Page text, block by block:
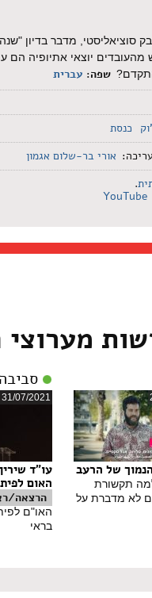
סוציאליסטי, מדבר בדיון
מהעובדים יוצאי אתיופיה
שפה: עברית
כנסת
אורי בר-שלום אגמון
.
YouTube
הנמוך של הרעב
תקשורת
לא מדברת על
סביבה
31/07/2021
עו"ד
האום
הרצאה/
האו"ם
בראי